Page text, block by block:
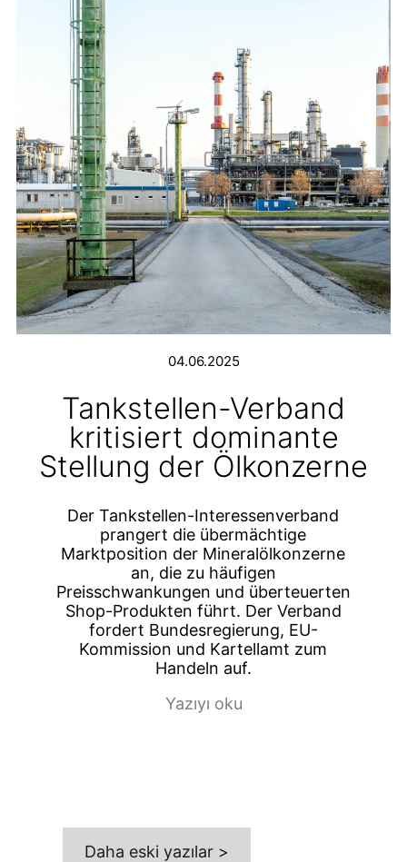
04.06.2025
Tankstellen-Verband
kritisiert dominante
Stellung der Ölkonzerne
Der Tankstellen-Interessenverband
prangert die übermächtige
Marktposition der Mineralölkonzerne
an, die zu häufigen
Preisschwankungen und überteuerten
Shop-Produkten führt. Der Verband
fordert Bundesregierung, EU-
Kommission und Kartellamt zum
Handeln auf.
Yazıyı oku
Daha eski yazılar >